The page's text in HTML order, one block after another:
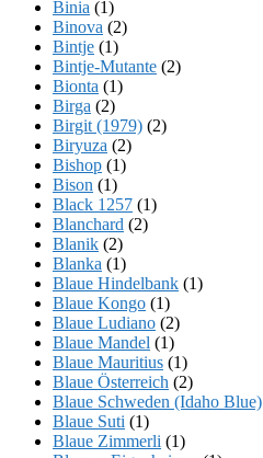
Binia (1)
Binova (2)
Bintje (1)
Bintje-Mutante (2)
Bionta (1)
Birga (2)
Birgit (1979) (2)
Biryuza (2)
Bishop (1)
Bison (1)
Black 1257 (1)
Blanchard (2)
Blanik (2)
Blanka (1)
Blaue Hindelbank (1)
Blaue Kongo (1)
Blaue Ludiano (2)
Blaue Mandel (1)
Blaue Mauritius (1)
Blaue Österreich (2)
Blaue Schweden (Idaho Blue)
Blaue Suti (1)
Blaue Zimmerli (1)